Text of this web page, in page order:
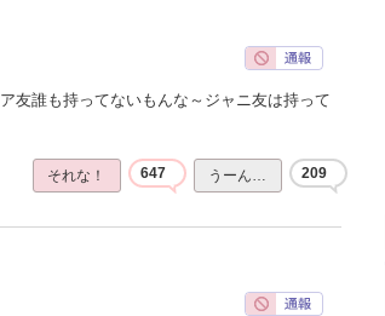
友誰も持ってないもんな～ジャニ友は持って
それな！ 647 うーん… 209